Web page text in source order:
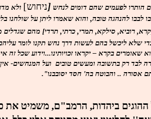
הותרו לפעמים שהם דומים לנחש [ניחוש] ולא
לבבו להנהגה טובה, והוא שאמרו ליתן על שולחנו
רוביא, סילקא, תמרי, כרתי, תרדי] מהם שגדלים
שלא ליכשל בהם לעשות דרך נחש תקנו לומר
שאומרים בקרא – יקראו זכויותינו...וידוע שכל זה
לבד רק בתשובה ומעשים טובים ועל המנחשים- אין
אסורה .. והבוטח בה' חסד יסובבנו".
ההוגים ביהדות, הרמב"ם, משמיט את